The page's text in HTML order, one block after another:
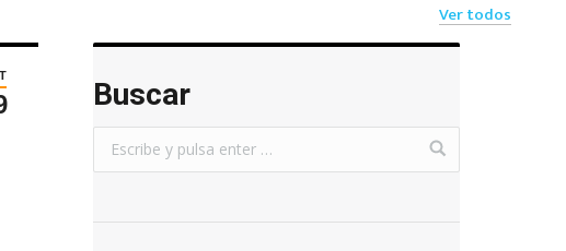
Ver todos
Buscar